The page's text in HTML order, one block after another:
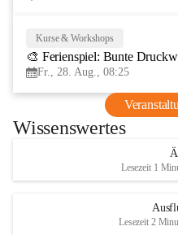
Kurse & Workshops
🎨 Ferienspiel: Bunte
Fr., 28. Aug., 08:25
Wissenswertes
Lesezeit 1
Lesezeit 2